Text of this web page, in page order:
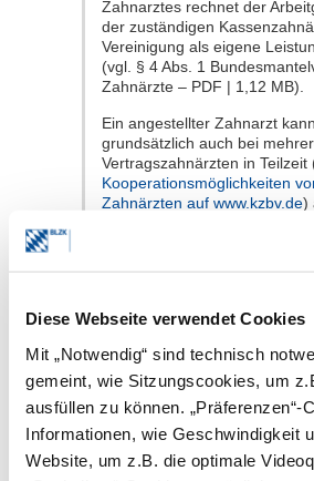
Diese Webseite verwendet Cookies
Mit „Notwendig“ sind technisch
gemeint, wie Sitzungscookies, um
ausfüllen zu können. „Präferenzen“-
Informationen, wie Geschwindigkeit
Website, um z.B. die optimale
Zahnarztes rechnet der
der zuständigen
Vereinigung als eigene
(vgl. § 4 Abs. 1
Zahnärzte – PDF | 1,12 MB).
Ein angestellter Zahnarzt kann
grundsätzlich auch bei
Vertragszahnärzten in Teilzeit
Kooperationsmöglichkeiten
Zahnärzten auf www.kzbv.de)
Zulassungsausschuss der
Bei einer Praxisübernahme
angestellte Zahnärzte des
Praxisabgebers für den
Praxisübernehmer erneut vom
Zulassungsausschuss
werden. Das hat laut KZVB